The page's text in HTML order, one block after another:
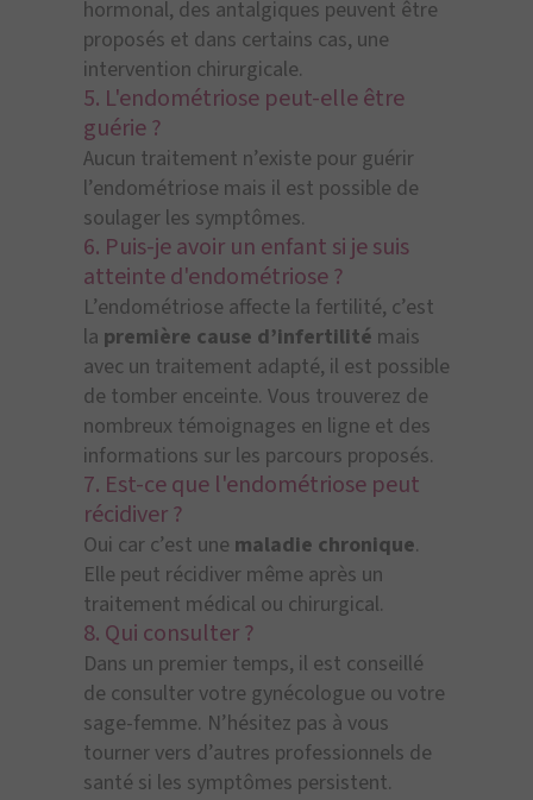
hormonal, des antalgiques peuvent être
proposés et dans certains cas, une
intervention chirurgicale.
5. L'endométriose peut-elle être
guérie ?
Aucun traitement n’existe pour guérir
l’endométriose mais il est possible de
soulager les symptômes.
6. Puis-je avoir un enfant si je suis
atteinte d'endométriose ?
L’endométriose affecte la fertilité, c’est
la première cause d’infertilité mais
avec un traitement adapté, il est possible
de tomber enceinte. Vous trouverez de
nombreux témoignages en ligne et des
informations sur les parcours proposés.
7. Est-ce que l'endométriose peut
récidiver ?
Oui car c’est une maladie chronique.
Elle peut récidiver même après un
traitement médical ou chirurgical.
8. Qui consulter ?
Dans un premier temps, il est conseillé
de consulter votre gynécologue ou votre
sage-femme. N’hésitez pas à vous
tourner vers d’autres professionnels de
santé si les symptômes persistent.